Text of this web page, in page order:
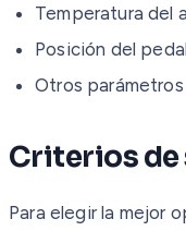
Temperatura del
Posición del
Otros
Criterios de
Para elegir la mejor